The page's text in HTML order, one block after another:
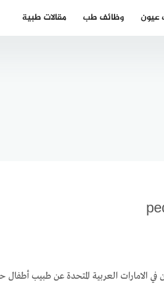
عيون وظائف طب مقالات طبية
في الامارات العربية المتحدة عن طبيب